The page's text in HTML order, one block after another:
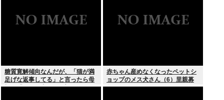
糖質寛解傾向なんだが、「猫が満
足げな返事してる」と言ったら母
親に「お気の毒w」と言われた
赤ちゃん産めなくなったペットシ
ョップのメス犬さん（6）里親募
集されてしまうwww